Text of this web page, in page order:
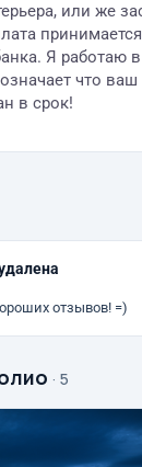
или же
Я работаю
что ваш
в срок!
отзывов! =)
· 5